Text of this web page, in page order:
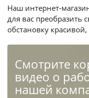
Наш интернет-
для вас преобразить
обстановку
Cмотрите
видео о
нашей